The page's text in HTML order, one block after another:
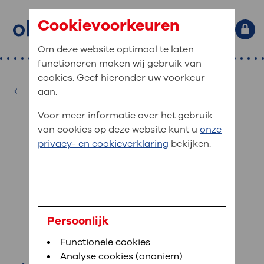
Primaire website navigatie
Home
Afdelingen
Medische informatie
Uw verblijf in OLVG
Werken bij OLVG
: waar bent u naar op zoek?
Veel gezocht: Bloedafname , MijnOLVG ,Digitalisering
MijnOLVG
gegevens inzien
MijnOLVG is het patiëntenportaal van OLVG. In
sneller helpen.
Direct naar MijnOLVG
Hartcentrum
dr. R. Bholasingh
cardioloog
Cookievoorkeuren
Om deze website optimaal te laten
functioneren maken wij gebruik van
cookies. Geef hieronder uw voorkeur
aan.
Voor meer informatie over het gebruik
van cookies op deze website kunt u onze
privacy- en cookieverklaring bekijken.
Persoonlijk
Functionele cookies
Analyse cookies (anoniem)